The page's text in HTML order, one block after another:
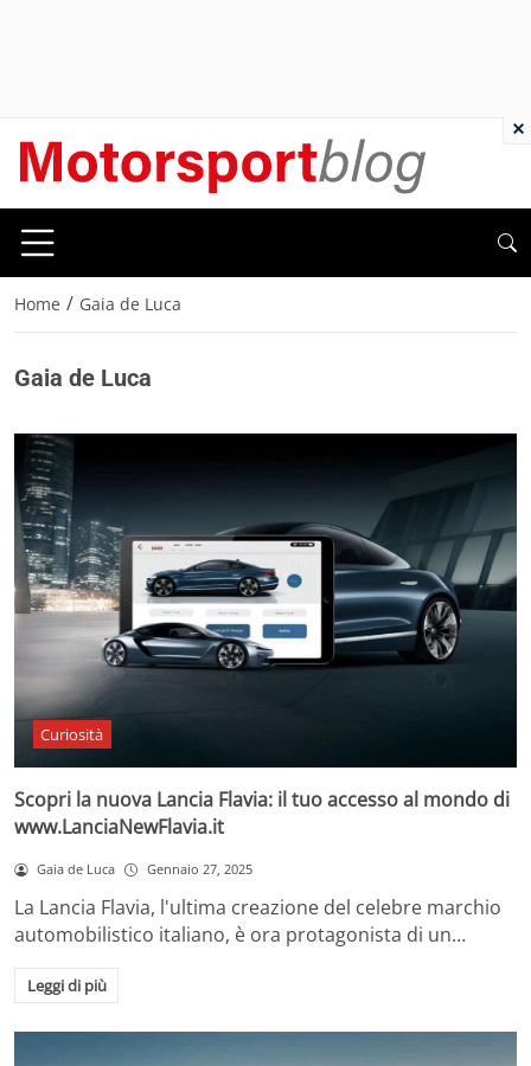
Home / Gaia de Luca
Gaia de Luca
Curiosità
Scopri la nuova Lancia Flavia: il tuo accesso al mondo di
www.LanciaNewFlavia.it
Gaia de Luca Gennaio 27, 2025
La Lancia Flavia, l'ultima creazione del celebre marchio
automobilistico italiano, è ora protagonista di un…
Leggi di più
×